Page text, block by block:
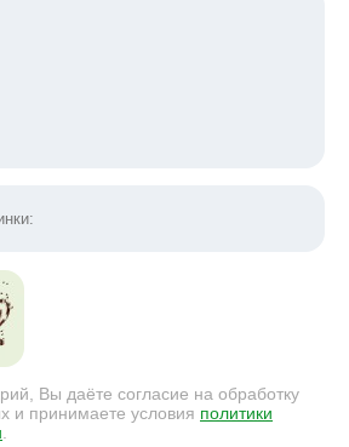
Вы даёте согласие на обработку
и принимаете условия политики
.